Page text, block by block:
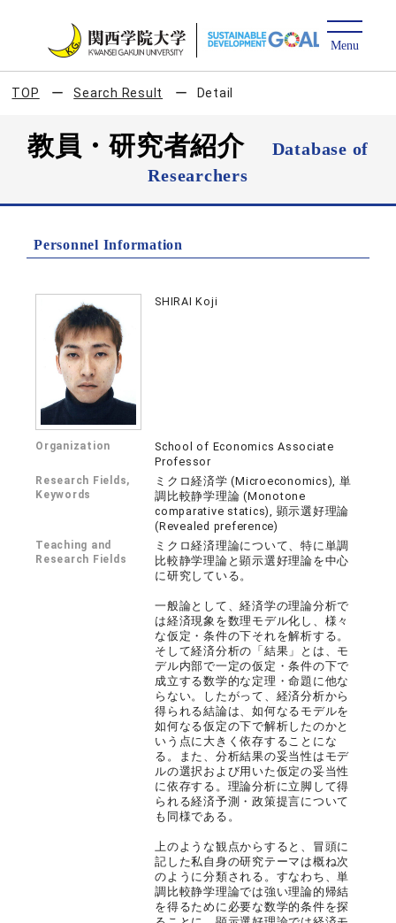
TOP Search Result Detail
教員・研究者紹介
Database of
Researchers
Personnel Information
SHIRAI Koji
Organization
School of Economics Associate
Professor
Research Fields,
Keywords
ミクロ経済学 (Microeconomics), 単
調比較静学理論 (Monotone
comparative statics), 顕示選好理論
(Revealed preference)
Teaching and
Research Fields
ミクロ経済理論について、特に単調
比較静学理論と顕示選好理論を中心
に研究している。
一般論として、経済学の理論分析で
は経済現象を数理モデル化し、様々
な仮定・条件の下それを解析する。
そして経済分析の「結果」とは、モ
デル内部で一定の仮定・条件の下で
成立する数学的な定理・命題に他な
らない。したがって、経済分析から
得られる結論は、如何なるモデルを
如何なる仮定の下で解析したのかと
いう点に大きく依存することにな
る。また、分析結果の妥当性はモデ
ルの選択および用いた仮定の妥当性
に依存する。理論分析に立脚して得
られる経済予測・政策提言について
も同様である。
上のような観点からすると、冒頭に
記した私自身の研究テーマは概ね次
のように分類される。すなわち、単
調比較静学理論では強い理論的帰結
を得るために必要な数学的条件を探